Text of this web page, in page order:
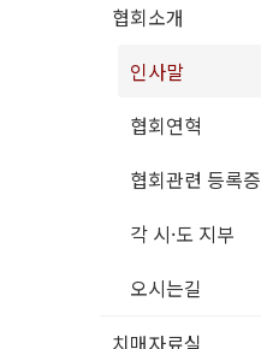
협회소개
인사말
협회연혁
협회관련 등록증
각 시·도 지부
오시는길
치매자료실